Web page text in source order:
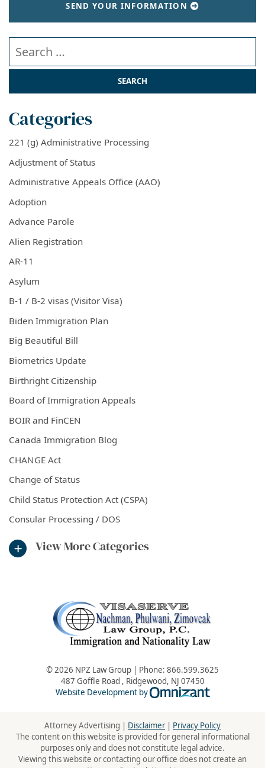
SEND YOUR INFORMATION
Search our website
Categories
221 (g) Administrative Processing
Adjustment of Status
Administrative Appeals Office (AAO)
Adoption
Advance Parole
Alien Registration
AR-11
Asylum
B-1 / B-2 visas (Visitor Visa)
Biden Immigration Plan
Big Beautiful Bill
Biometrics Update
Birthright Citizenship
Board of Immigration Appeals
BOIR and FinCEN
Canada Immigration Blog
CHANGE Act
Change of Status
Child Status Protection Act (CSPA)
Consular Processing / DOS
View More Categories
© 2026 NPZ Law Group | Phone: 866.599.3625
487 Goffle Road , Ridgewood, NJ 07450
Website Development by
Omnizant -
Attorney Advertising | Disclaimer| Privacy Policy
The content on this website is provided for general informational
purposes only and does not constitute legal advice.
Viewing this website or contacting our office does not create an